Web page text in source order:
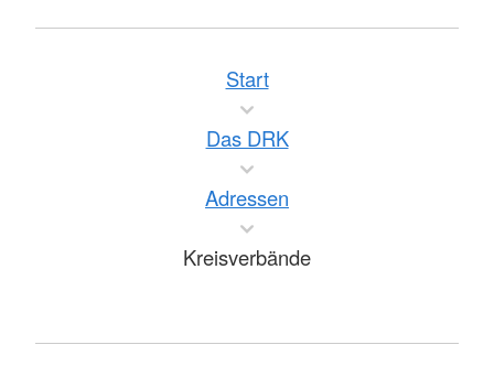
Start
Das DRK
Adressen
Kreisverbände